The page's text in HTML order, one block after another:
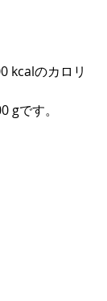
kcalのカロリ
gです。